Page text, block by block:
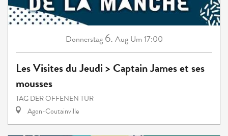
Donnerstag 6. Aug Um 17:00
Les Visites du Jeudi > Captain James et ses
mousses
TAG DER OFFENEN TÜR
Agon-Coutainville